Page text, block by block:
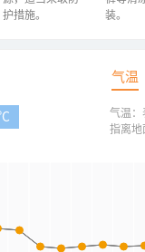
护措施。
装。
气温
气温：
指离地